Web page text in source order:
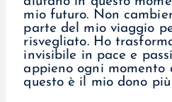
mio futuro. Non
parte del mio viaggio
risvegliato. Ho
invisibile in pace e
appieno ogni momento
questo è il mio dono più